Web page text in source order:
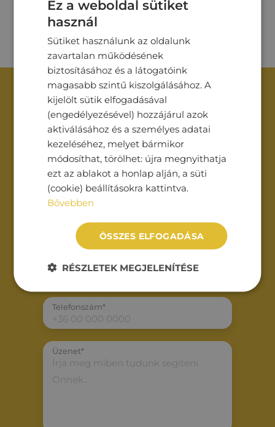
Vegye fel velünk a
kapcsolatot!
Név*
Email*
Telefonszám*
Üzenet*
Ez a weboldal sütiket
használ
Sütiket használunk az oldalunk
zavartalan működésének
biztosításához és a látogatóink
magasabb szintű kiszolgálásához. A
kijelölt sütik elfogadásával
(engedélyezésével) hozzájárul azok
aktiválásához és a személyes adatai
kezeléséhez, melyet bármikor
módosíthat, törölhet: újra megnyithatja
ezt az ablakot a honlap alján, a süti
(cookie) beállításokra kattintva.
Bővebben
ÖSSZES ELFOGADÁSA
RÉSZLETEK MEGJELENÍTÉSE